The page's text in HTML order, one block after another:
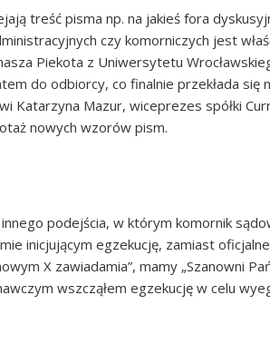
treść pisma np. na jakieś fora
czy komorniczych jest
Piekota z Uniwersytetu
do odbiorcy, co finalnie przekłada
Katarzyna Mazur, wiceprezes spółki
nowych wzorów pism.
podejścia, w którym komornik
inicjującym egzekucję, zamiast
X zawiadamia”, mamy „Szanowni
wszcząłem egzekucję w celu